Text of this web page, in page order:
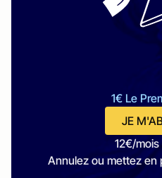
1€ Le
JE
12€/
Annulez ou mettez en